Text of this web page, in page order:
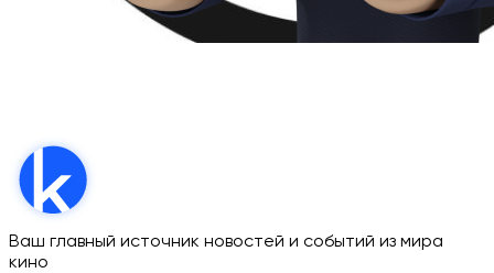
Ваш главный источник новостей и событий из мира
кино